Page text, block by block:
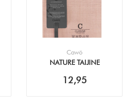
Cawö
NATURE TAIJINE
12,95